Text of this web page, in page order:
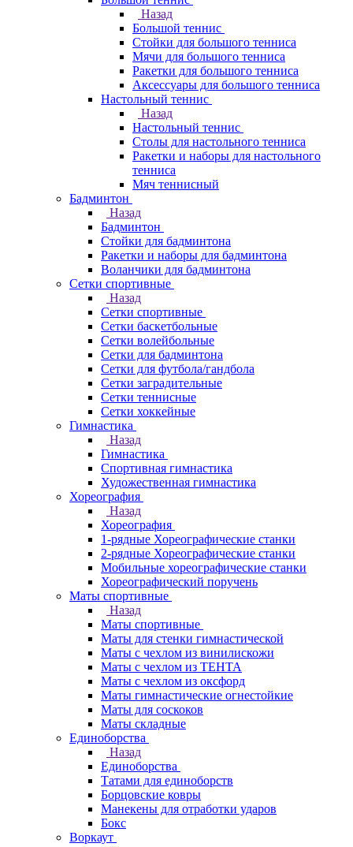
Назад
Большой теннис
Стойки для большого тенниса
Мячи для большого тенниса
Ракетки для большого тенниса
Аксессуары для большого тенниса
Настольный теннис
Назад
Настольный теннис
Столы для настольного тенниса
Ракетки и наборы для настольного
тенниса
Мяч теннисный
Бадминтон
Назад
Бадминтон
Стойки для бадминтона
Ракетки и наборы для бадминтона
Воланчики для бадминтона
Сетки спортивные
Назад
Сетки спортивные
Сетки баскетбольные
Сетки волейбольные
Сетки для бадминтона
Сетки для футбола/гандбола
Сетки заградительные
Сетки теннисные
Сетки хоккейные
Гимнастика
Назад
Гимнастика
Спортивная гимнастика
Художественная гимнастика
Хореография
Назад
Хореография
1-рядные Хореографические станки
2-рядные Хореографические станки
Мобильные хореографические станки
Хореографический поручень
Маты спортивные
Назад
Маты спортивные
Маты для стенки гимнастической
Маты с чехлом из винилискожи
Маты с чехлом из ТЕНТА
Маты с чехлом из оксфорд
Маты гимнастические огнестойкие
Маты для соскоков
Маты складные
Единоборства
Назад
Единоборства
Татами для единоборств
Борцовские ковры
Манекены для отработки ударов
Бокс
Воркаут